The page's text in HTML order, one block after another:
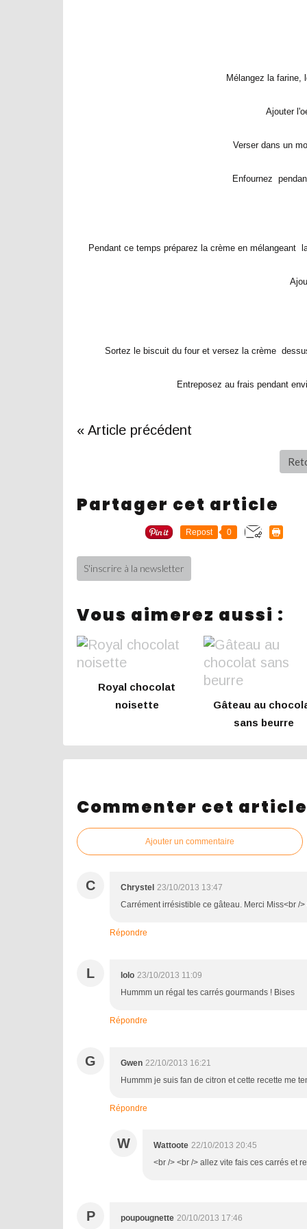
Mélangez la farine,
Ajouter
Verser dans un
Enfournez
Pendant ce temps préparez la crème en
Sortez le biscuit du four et versez la crème
Entreposez au frais pendant
« Article précédent
Partager cet article
Repost 0
S'inscrire à la newsletter
Vous aimerez aussi :
Royal chocolat
noisette
Gâteau au
sans beurre
Commenter cet article
Ajouter un commentaire
C Chrystel 23/10/2013 13:47
Carrément irrésistible ce gâteau. Merci Miss<br />
Répondre
L lolo 23/10/2013 11:09
Hummm un régal tes carrés gourmands ! Bises
Répondre
G Gwen 22/10/2013 16:21
Hummm je suis fan de citron et cette recette me
Répondre
W Wattoote 22/10/2013 20:45
<br /> <br /> allez vite fais ces carrés et
P poupougnette 20/10/2013 17:46